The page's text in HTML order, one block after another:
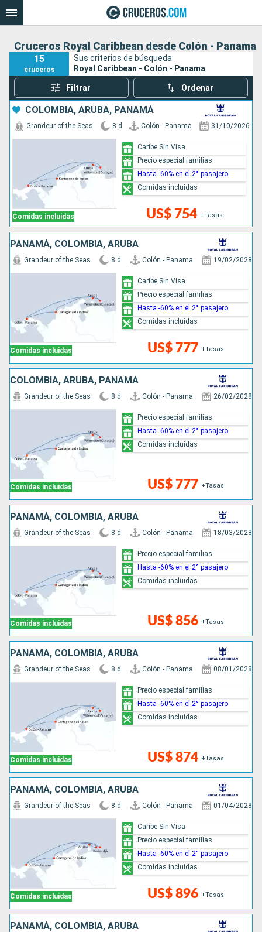
Cruceros Royal Caribbean desde Colón - Panama
15
cruceros
Sus criterios de búsqueda:
Royal Caribbean - Colón - Panama
Filtrar Ordenar
COLOMBIA, ARUBA, PANAMÁ
Comidas incluidas
Grandeur of the Seas 8 d Colón - Panama 31/10/2026
US$ 754 +Tasas
Caribe Sin Visa
Precio especial familias
Hasta -60% en el 2° pasajero
Comidas incluidas
PANAMÁ, COLOMBIA, ARUBA
Comidas incluidas
Grandeur of the Seas 8 d Colón - Panama 19/02/2028
US$ 777 +Tasas
Caribe Sin Visa
Precio especial familias
Hasta -60% en el 2° pasajero
Comidas incluidas
COLOMBIA, ARUBA, PANAMÁ
Comidas incluidas
Grandeur of the Seas 8 d Colón - Panama 26/02/2028
US$ 777 +Tasas
Precio especial familias
Hasta -60% en el 2° pasajero
Comidas incluidas
PANAMÁ, COLOMBIA, ARUBA
Comidas incluidas
Grandeur of the Seas 8 d Colón - Panama 18/03/2028
US$ 856 +Tasas
Precio especial familias
Hasta -60% en el 2° pasajero
Comidas incluidas
PANAMÁ, COLOMBIA, ARUBA
Comidas incluidas
Grandeur of the Seas 8 d Colón - Panama 08/01/2028
US$ 874 +Tasas
Precio especial familias
Hasta -60% en el 2° pasajero
Comidas incluidas
PANAMÁ, COLOMBIA, ARUBA
Comidas incluidas
Grandeur of the Seas 8 d Colón - Panama 01/04/2028
US$ 896 +Tasas
Caribe Sin Visa
Precio especial familias
Hasta -60% en el 2° pasajero
Comidas incluidas
PANAMÁ, COLOMBIA, ARUBA